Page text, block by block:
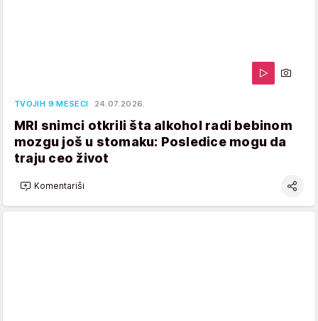
TVOJIH 9 MESECI 24.07.2026.
MRI snimci otkrili šta alkohol radi bebinom
mozgu još u stomaku: Posledice mogu da
traju ceo život
Komentariši